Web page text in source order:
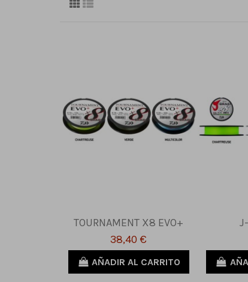
TOURNAMENT X8 EVO+
38,40 €
AÑADIR AL CARRITO